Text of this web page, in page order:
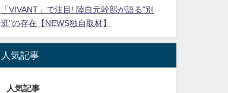
「VIVANT」で注目! 陸自元幹部が語る"別
班"の存在【NEWS独自取材】
人気記事
人気記事